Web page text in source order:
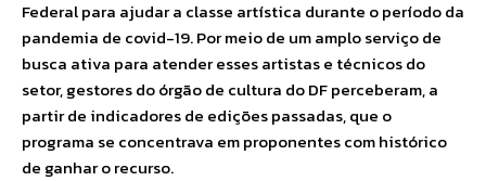
Federal para ajudar a classe artística durante o período da
pandemia de covid-19. Por meio de um amplo serviço de
busca ativa para atender esses artistas e técnicos do
setor, gestores do órgão de cultura do DF perceberam, a
partir de indicadores de edições passadas, que o
programa se concentrava em proponentes com histórico
de ganhar o recurso.